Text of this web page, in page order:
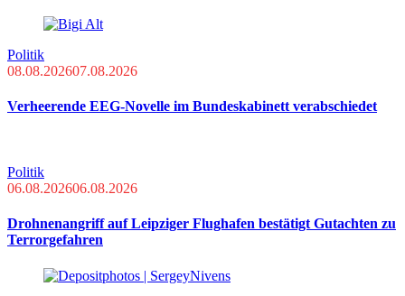
Politik
08.08.202607.08.2026
Verheerende EEG-Novelle im Bundeskabinett verabschiedet
Politik
06.08.202606.08.2026
Drohnenangriff auf Leipziger Flughafen bestätigt Gutachten zu
Terrorgefahren